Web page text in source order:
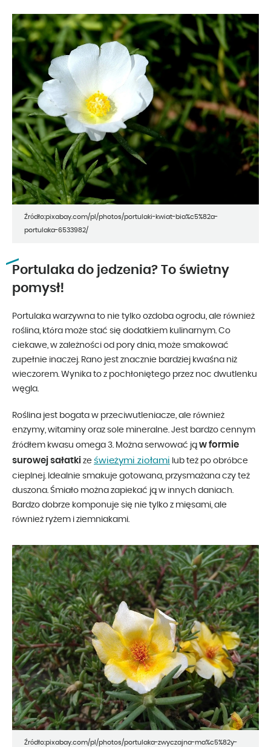
Źródło:pixabay.com/pl/photos/portulaki-kwiat-bia%c5%82a-
portulaka-6533982/
Portulaka do jedzenia? To świetny
pomysł!
Portulaka warzywna to nie tylko ozdoba ogrodu, ale również
roślina, która może stać się dodatkiem kulinarnym. Co
ciekawe, w zależności od pory dnia, może smakować
zupełnie inaczej. Rano jest znacznie bardziej kwaśna niż
wieczorem. Wynika to z pochłoniętego przez noc dwutlenku
węgla.
Roślina jest bogata w przeciwutleniacze, ale również
enzymy, witaminy oraz sole mineralne. Jest bardzo cennym
źródłem kwasu omega 3. Można serwować ją w formie
surowej sałatki ze świeżymi ziołami lub też po obróbce
cieplnej. Idealnie smakuje gotowana, przysmażana czy też
duszona. Śmiało można zapiekać ją w innych daniach.
Bardzo dobrze komponuje się nie tylko z mięsami, ale
również ryżem i ziemniakami.
Źródło:pixabay.com/pl/photos/portulaka-zwyczajna-ma%c5%82y-